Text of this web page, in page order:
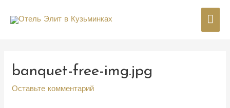
banquet-free-img.jpg
Оставьте комментарий